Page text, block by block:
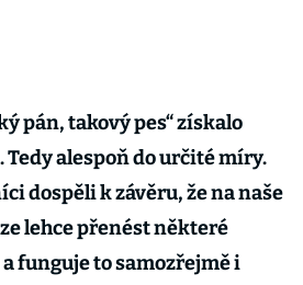
pán, takový pes“ získalo
Tedy alespoň do určité míry.
dospěli k závěru, že na naše
lehce přenést některé
funguje to samozřejmě i